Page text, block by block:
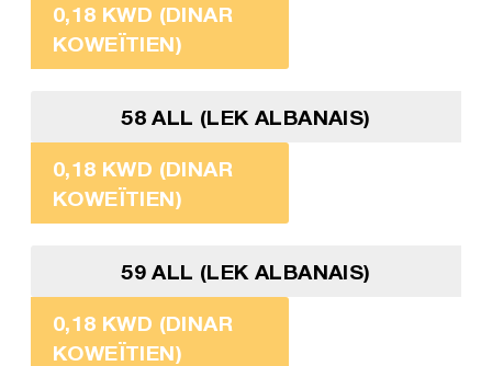
0,18 KWD (DINAR
KOWEÏTIEN)
58 ALL (LEK ALBANAIS)
0,18 KWD (DINAR
KOWEÏTIEN)
59 ALL (LEK ALBANAIS)
0,18 KWD (DINAR
KOWEÏTIEN)